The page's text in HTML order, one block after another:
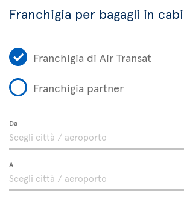
Franchigia per bagagli in
Franchigia di Air Transat
Franchigia partner
Da
A